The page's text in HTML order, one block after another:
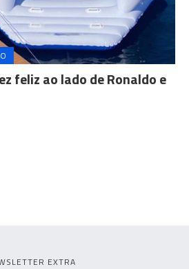
feliz ao lado de Ronaldo e
EXTRA